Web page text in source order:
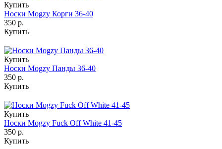
Купить
Носки Mogzy Корги 36-40
350 р.
Купить
Купить
Носки Mogzy Панды 36-40
350 р.
Купить
Купить
Носки Mogzy Fuck Off White 41-45
350 р.
Купить